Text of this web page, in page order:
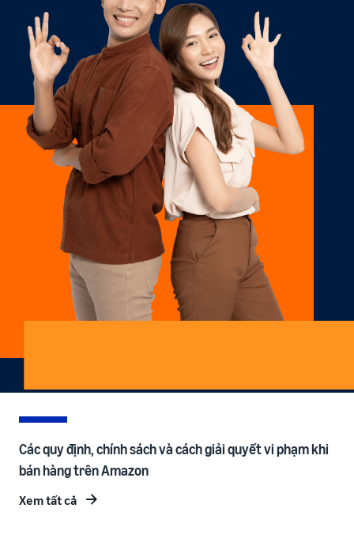
Các quy định, chính sách và cách giải quyết vi phạm khi
bán hàng trên Amazon
Xem tất cả